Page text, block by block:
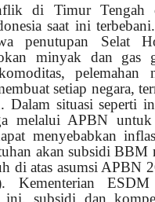
di Timur Tengah
saat ini
penutupan Selat
minyak dan gas
setiap negara,
Dalam situasi seperti
melalui APBN
menyebabkan
akan subsidi BBM
di atas asumsi APBN
Kementerian
subsidi dan